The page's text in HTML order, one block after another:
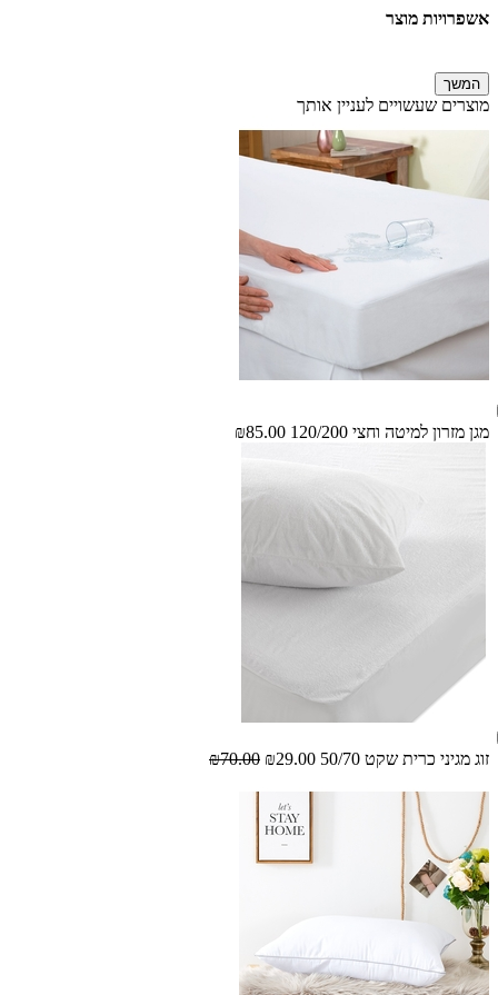
אשפרויות מוצר
המשך
מוצרים שעשויים לעניין אותך
מגן מזרון למיטה וחצי 120/200 ₪85.00
זוג מגיני כרית שקט 50/70 ₪29.00
₪70.00